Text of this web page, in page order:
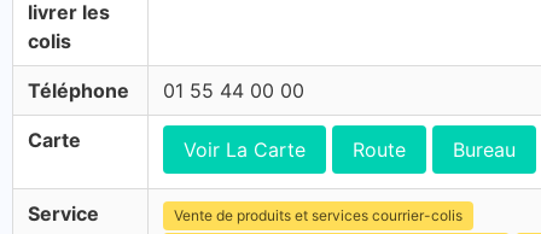
livrer les
colis
Téléphone 01 55 44 00 00
Carte Voir La Carte Route Bureau
Service
Vente de produits et services courrier-colis